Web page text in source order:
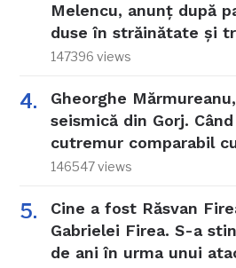
Melencu, anunț după
duse în străinătate și
147396 views
Gheorghe
seismică din Gorj.
cutremur comparabil
146547 views
Cine a fost Răsvan
Gabrielei Firea. S-a
de ani în urma unui